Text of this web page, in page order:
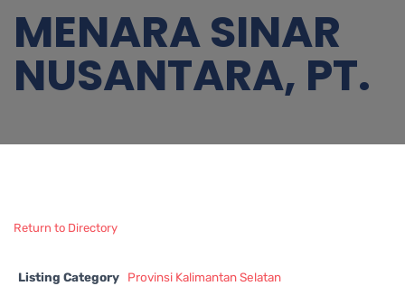
MENARA SINAR
NUSANTARA, PT.
Return to Directory
Listing Category Provinsi Kalimantan Selatan